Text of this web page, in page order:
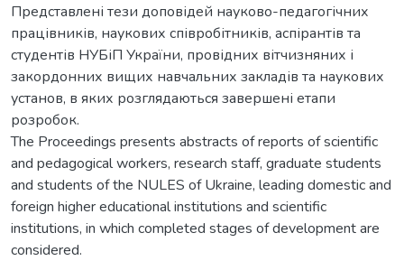
Представлені тези доповідей науково-педагогічних
працівників, наукових співробітників, аспірантів та
студентів НУБіП України, провідних вітчизняних і
закордонних вищих навчальних закладів та наукових
установ, в яких розглядаються завершені етапи
розробок.
The Proceedings presents abstracts of reports of scientific
and pedagogical workers, research staff, graduate students
and students of the NULES of Ukraine, leading domestic and
foreign higher educational institutions and scientific
institutions, in which completed stages of development are
considered.